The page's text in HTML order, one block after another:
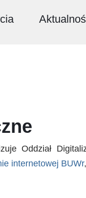
Oddział
internetowej BUWr